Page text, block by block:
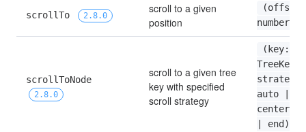
scrollTo 2.8.0
scroll to a given
position
(offset:
number)
scrollToNode
2.8.0
scroll to a given tree
key with specified
scroll strategy
(key:
TreeKey,
auto |
center |
| end)